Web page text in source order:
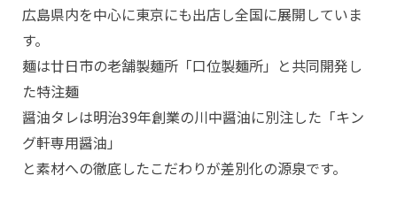
広島県内を中心に東京にも出店し全国に展開していま
す。
麺は廿日市の老舗製麺所「口位製麺所」と共同開発し
た特注麺
醤油タレは明治39年創業の川中醤油に別注した「キン
グ軒専用醤油」
と素材への徹底したこだわりが差別化の源泉です。